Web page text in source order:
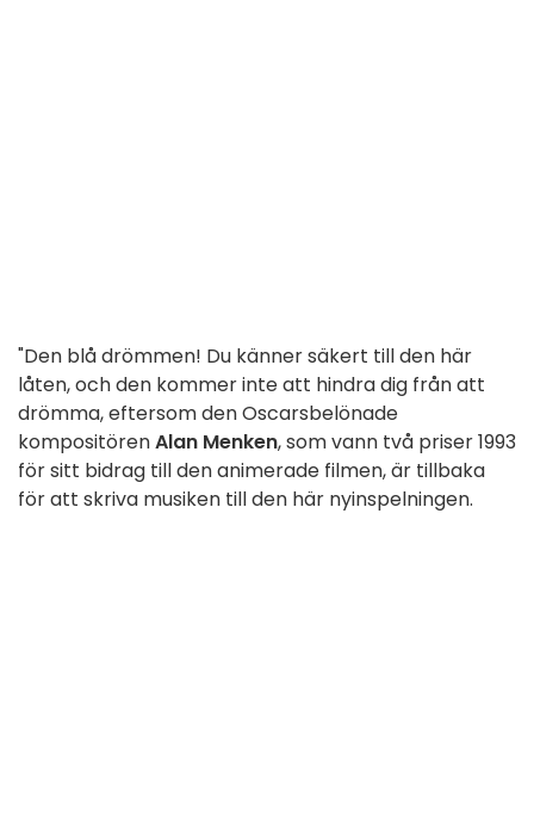
"Den blå drömmen! Du känner säkert till den här
låten, och den kommer inte att hindra dig från att
drömma, eftersom den Oscarsbelönade
kompositörenAlan Menken, som vann två priser 1993
för sitt bidrag till den animerade filmen, är tillbaka
för att skriva musiken till den här nyinspelningen.